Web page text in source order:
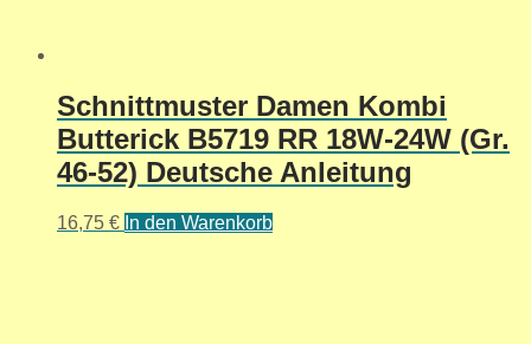
Schnittmuster Damen Kombi
Butterick B5719 RR 18W-24W (Gr.
46-52) Deutsche Anleitung
16,75 € In den Warenkorb